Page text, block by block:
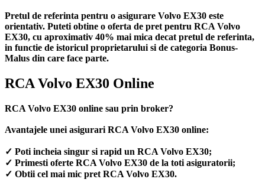
Pretul de referinta pentru o asigurare Volvo EX30 este
orientativ. Puteti obtine o oferta de pret pentru RCA Volvo
EX30, cu aproximativ 40% mai mica decat pretul de referinta,
in functie de istoricul proprietarului si de categoria Bonus-
Malus din care face parte.
RCA Volvo EX30 Online
RCA Volvo EX30 online sau prin broker?
Avantajele unei asigurari RCA Volvo EX30 online:
✓ Poti incheia singur si rapid un RCA Volvo EX30;
✓ Primesti oferte RCA Volvo EX30 de la toti asiguratorii;
✓ Obtii cel mai mic pret RCA Volvo EX30.